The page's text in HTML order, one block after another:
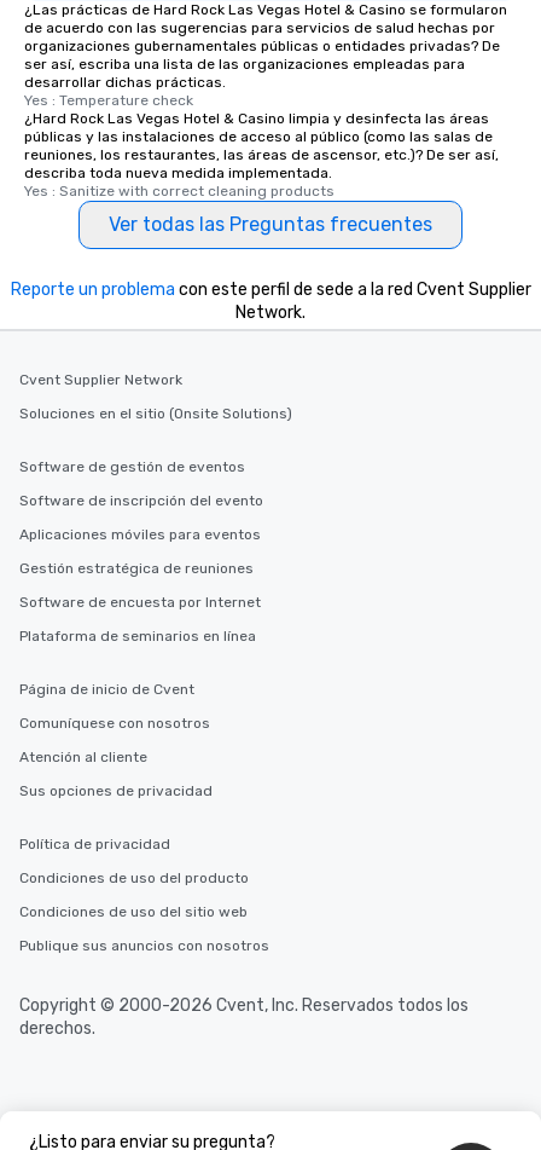
¿Las prácticas de Hard Rock Las Vegas Hotel & Casino se formularon
de acuerdo con las sugerencias para servicios de salud hechas por
organizaciones gubernamentales públicas o entidades privadas? De
ser así, escriba una lista de las organizaciones empleadas para
desarrollar dichas prácticas.
Yes : Temperature check
¿Hard Rock Las Vegas Hotel & Casino limpia y desinfecta las áreas
públicas y las instalaciones de acceso al público (como las salas de
reuniones, los restaurantes, las áreas de ascensor, etc.)? De ser así,
describa toda nueva medida implementada.
Yes : Sanitize with correct cleaning products
Ver todas las Preguntas frecuentes
¿Listo para enviar su pregunta?
Reporte un problema con este perfil de sede a la red Cvent Supplier
Network.
Cvent Supplier Network
Soluciones en el sitio (Onsite Solutions)
Software de gestión de eventos
Software de inscripción del evento
Aplicaciones móviles para eventos
Gestión estratégica de reuniones
Software de encuesta por Internet
Plataforma de seminarios en línea
Página de inicio de Cvent
Comuníquese con nosotros
Atención al cliente
Sus opciones de privacidad
Política de privacidad
Condiciones de uso del producto
Condiciones de uso del sitio web
Publique sus anuncios con nosotros
Copyright © 2000-2026 Cvent, Inc. Reservados todos los
derechos.